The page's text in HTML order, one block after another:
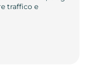
traffico e